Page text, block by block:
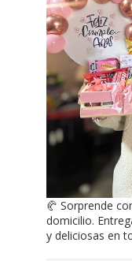
🥐 Sorprende
domicilio.
y deliciosas en